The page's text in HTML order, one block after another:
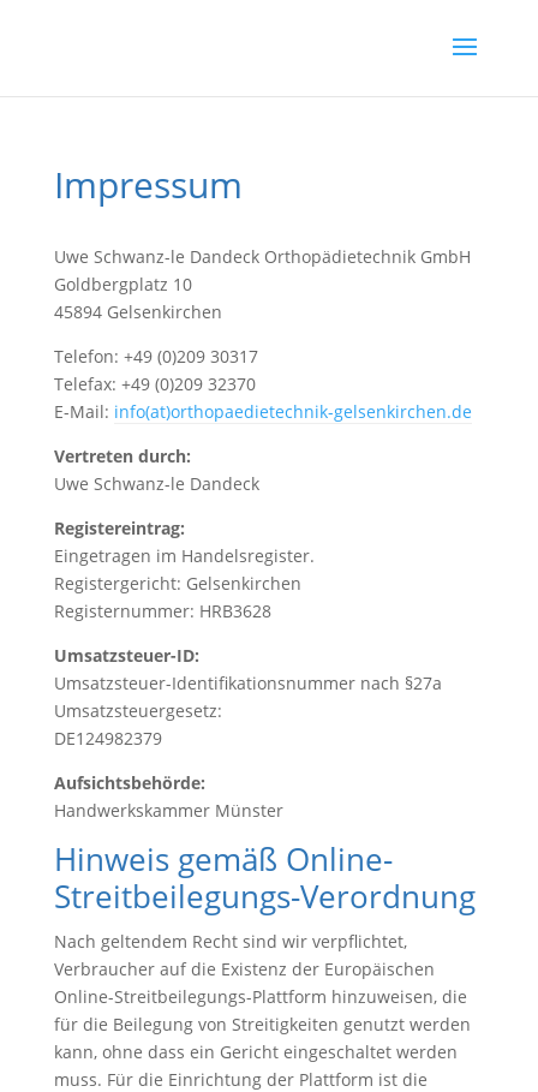
Impressum
Uwe Schwanz-le Dandeck Orthopädietechnik GmbH
Goldbergplatz 10
45894 Gelsenkirchen
Telefon: +49 (0)209 30317
Telefax: +49 (0)209 32370
E-Mail: info(at)orthopaedietechnik-gelsenkirchen.de
Vertreten durch:
Uwe Schwanz-le Dandeck
Registereintrag:
Eingetragen im Handelsregister.
Registergericht: Gelsenkirchen
Registernummer: HRB3628
Umsatzsteuer-ID:
Umsatzsteuer-Identifikationsnummer nach §27a
Umsatzsteuergesetz:
DE124982379
Aufsichtsbehörde:
Handwerkskammer Münster
Hinweis gemäß Online-
Streitbeilegungs-Verordnung
Nach geltendem Recht sind wir verpflichtet,
Verbraucher auf die Existenz der Europäischen
Online-Streitbeilegungs-Plattform hinzuweisen, die
für die Beilegung von Streitigkeiten genutzt werden
kann, ohne dass ein Gericht eingeschaltet werden
muss. Für die Einrichtung der Plattform ist die